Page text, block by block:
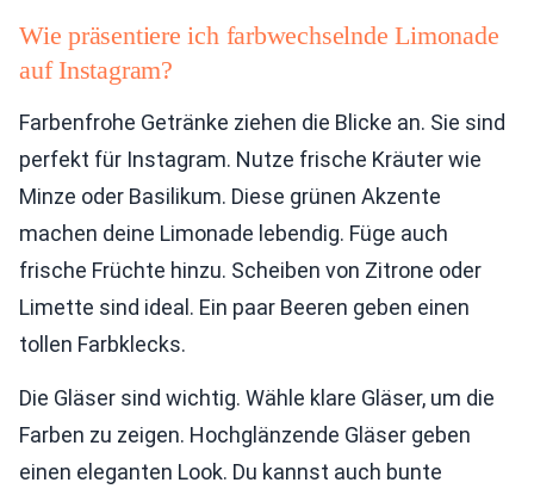
Wie präsentiere ich farbwechselnde Limonade
auf Instagram?
Farbenfrohe Getränke ziehen die Blicke an. Sie sind
perfekt für Instagram. Nutze frische Kräuter wie
Minze oder Basilikum. Diese grünen Akzente
machen deine Limonade lebendig. Füge auch
frische Früchte hinzu. Scheiben von Zitrone oder
Limette sind ideal. Ein paar Beeren geben einen
tollen Farbklecks.
Die Gläser sind wichtig. Wähle klare Gläser, um die
Farben zu zeigen. Hochglänzende Gläser geben
einen eleganten Look. Du kannst auch bunte